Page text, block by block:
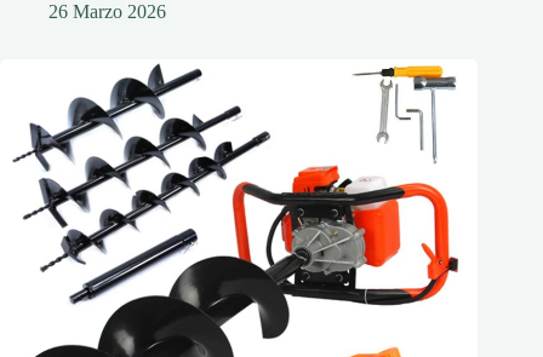
26 Marzo 2026